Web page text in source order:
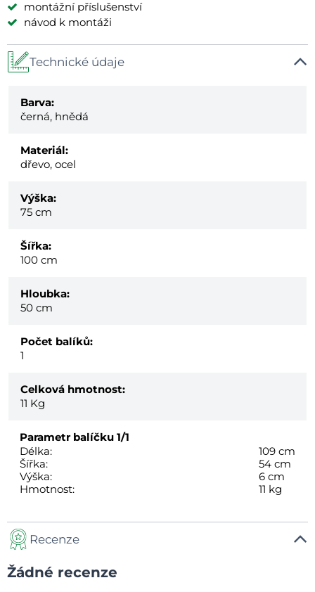
montážní příslušenství
návod k montáži
Technické údaje
Barva:
černá, hnědá
Materiál:
dřevo, ocel
Výška:
75 cm
Šířka:
100 cm
Hloubka:
50 cm
Počet balíků:
1
Celková hmotnost:
11 Kg
Parametr balíčku 1/1
Délka:
109 cm
Šířka:
54 cm
Výška:
6 cm
Hmotnost:
11 kg
Recenze
Žádné recenze